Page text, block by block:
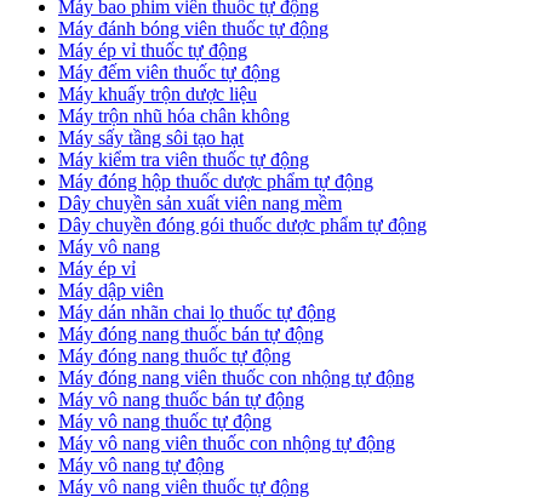
Máy bao phim viên thuốc tự động
Máy đánh bóng viên thuốc tự động
Máy ép vỉ thuốc tự động
Máy đếm viên thuốc tự động
Máy khuấy trộn dược liệu
Máy trộn nhũ hóa chân không
Máy sấy tầng sôi tạo hạt
Máy kiểm tra viên thuốc tự động
Máy đóng hộp thuốc dược phẩm tự động
Dây chuyền sản xuất viên nang mềm
Dây chuyền đóng gói thuốc dược phẩm tự động
Máy vô nang
Máy ép vỉ
Máy dập viên
Máy dán nhãn chai lọ thuốc tự động
Máy đóng nang thuốc bán tự động
Máy đóng nang thuốc tự động
Máy đóng nang viên thuốc con nhộng tự động
Máy vô nang thuốc bán tự động
Máy vô nang thuốc tự động
Máy vô nang viên thuốc con nhộng tự động
Máy vô nang tự động
Máy vô nang viên thuốc tự động